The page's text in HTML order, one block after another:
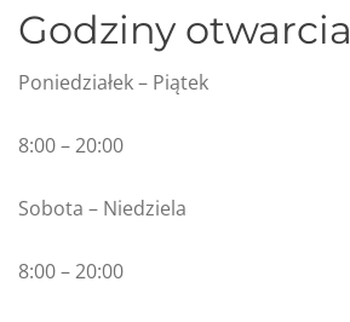
Godziny otwarcia
Poniedziałek – Piątek
8:00 – 20:00
Sobota – Niedziela
8:00 – 20:00